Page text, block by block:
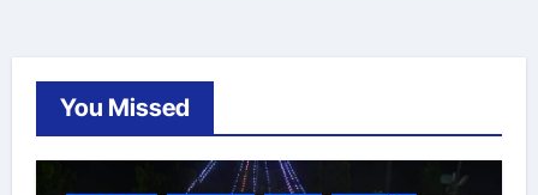
You Missed